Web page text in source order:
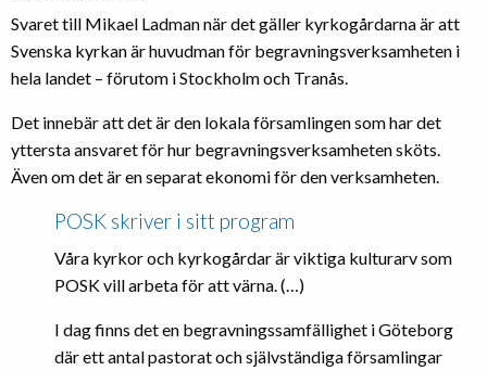
Svaret till Mikael Ladman när det gäller kyrkogårdarna är att
Svenska kyrkan är huvudman för begravningsverksamheten i
hela landet – förutom i Stockholm och Tranås.
Det innebär att det är den lokala församlingen som har det
yttersta ansvaret för hur begravningsverksamheten sköts.
Även om det är en separat ekonomi för den verksamheten.
POSK skriver i sitt program
Våra kyrkor och kyrkogårdar är viktiga kulturarv som
POSK vill arbeta för att värna. (…)
I dag finns det en begravningssamfällighet i Göteborg
där ett antal pastorat och självständiga församlingar